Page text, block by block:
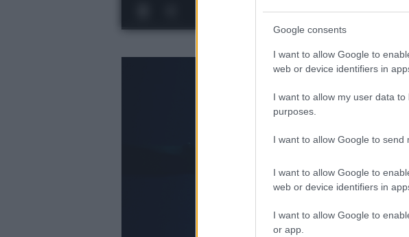
Google consents
I want to allow Google to
web or device identifiers in
I want to allow my user data
purposes.
I want to allow Google to send
I want to allow Google to
web or device identifiers in
I want to allow Google to
or app.